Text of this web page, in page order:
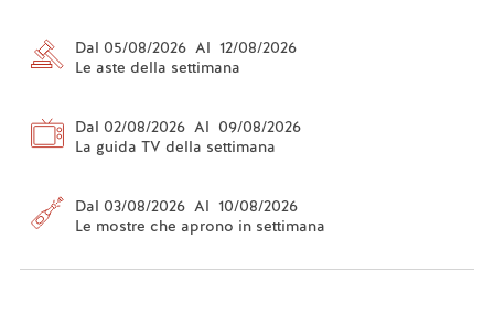
Dal 05/08/2026 Al 12/08/2026
Le aste della settimana
Dal 02/08/2026 Al 09/08/2026
La guida TV della settimana
Dal 03/08/2026 Al 10/08/2026
Le mostre che aprono in settimana